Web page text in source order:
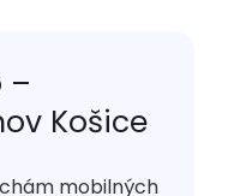
–
Košice
mobilných